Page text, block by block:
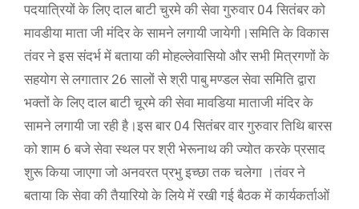
पदयात्रियों के लिए दाल बाटी चुरमे की सेवा गुरुवार 04 सितंबर को
मावडीया माता जी मंदिर के सामने लगायी जायेगी।समिति के विकास
तंवर ने इस संदर्भ में बताया की मोहल्लेवासियो और सभी मित्रगणों के
सहयोग से लगातार 26 सालों से श्री पाबु मण्डल सेवा समिति द्वारा
भक्तों के लिए दाल बाटी चूरमे की सेवा मावडिया माताजी मंदिर के
सामने लगायी जा रही है।इस बार 04 सितंबर वार गुरुवार तिथि बारस
को शाम 6 बजे सेवा स्थल पर श्री भेरूनाथ की ज्योत करके प्रसाद
शुरू किया जाएगा जो अनवरत प्रभु इच्छा तक चलेगा ।तंवर ने
बताया कि सेवा की तैयारियो के लिये में रखी गई बैठक में कार्यकर्ताओं